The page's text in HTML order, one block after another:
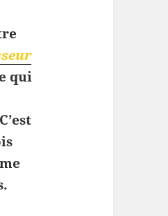
qui
C’est